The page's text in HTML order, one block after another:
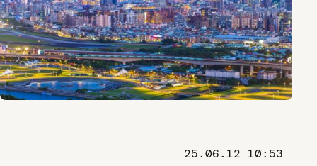
25.06.12 10:53